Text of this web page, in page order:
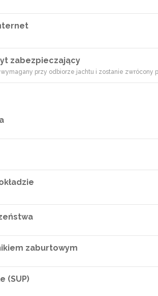
zabezpieczający
przy odbiorze jachtu i zostanie zwrócony
zaburtowym
(SUP)